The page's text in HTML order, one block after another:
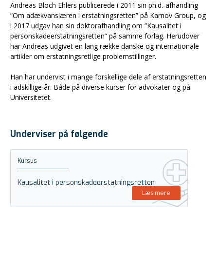
Andreas Bloch Ehlers publicerede i 2011 sin ph.d.-afhandling
”Om adækvanslæren i erstatningsretten” på Karnov Group, og
i 2017 udgav han sin doktorafhandling om ”Kausalitet i
personskadeerstatningsretten” på samme forlag. Herudover
har Andreas udgivet en lang række danske og internationale
artikler om erstatningsretlige problemstillinger.
Han har undervist i mange forskellige dele af erstatningsretten
i adskillige år. Både på diverse kurser for advokater og på
Universitetet.
Underviser på følgende
Kursus
Kausalitet i personskadeerstatningsretten
Læs mere